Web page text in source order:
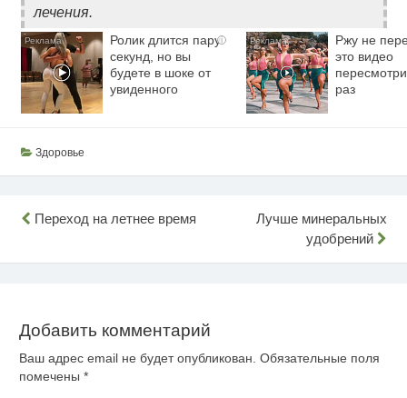
лечения.
i
Ролик длится пару
секунд, но вы
будете в шоке от
увиденного
Ржу не
это видео
раз
Здоровье
Навигация
Переход на летнее время
Лучше минеральных
удобрений
Добавить комментарий
Ваш адрес email не будет опубликован. Обязательные поля
помечены *